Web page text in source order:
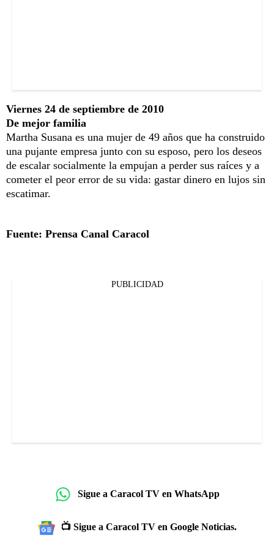
Viernes 24 de septiembre de 2010
De mejor familia
Martha Susana es una mujer de 49 años que ha construido
una pujante empresa junto con su esposo, pero los deseos
de escalar socialmente la empujan a perder sus raíces y a
cometer el peor error de su vida: gastar dinero en lujos sin
escatimar.
Fuente: Prensa Canal Caracol
PUBLICIDAD
Sigue a Caracol TV en WhatsApp
📺 Sigue a Caracol TV en Google Noticias.